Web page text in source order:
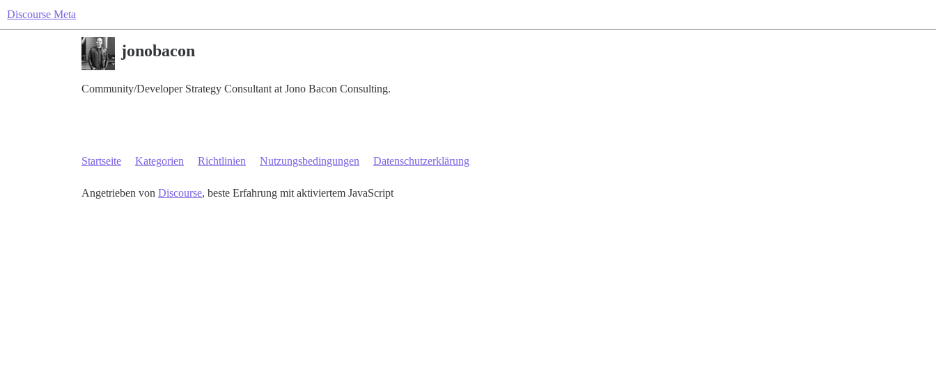
Discourse Meta
jonobacon
Community/Developer Strategy Consultant at Jono Bacon Consulting.
Startseite Kategorien Richtlinien Nutzungsbedingungen Datenschutzerklärung
Angetrieben von Discourse, beste Erfahrung mit aktiviertem JavaScript